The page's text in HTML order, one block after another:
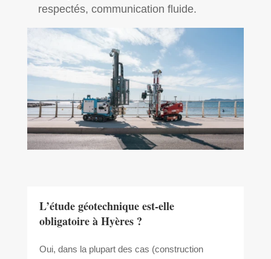
respectés, communication fluide.
L’étude géotechnique est-elle
obligatoire à Hyères ?
Oui, dans la plupart des cas (construction